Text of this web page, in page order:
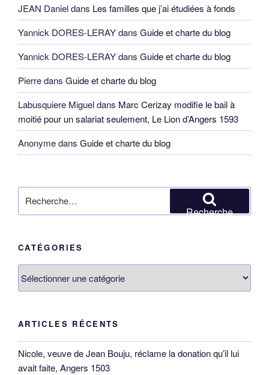
JEAN Danieldans Les familles que j’ai étudiées à fonds
Yannick DORES-LERAYdans Guide et charte du blog
Yannick DORES-LERAYdans Guide et charte du blog
Pierredans Guide et charte du blog
Labusquiere Migueldans Marc Cerizay modifie le bail à
moitié pour un salariat seulement, Le Lion d’Angers 1593
Anonymedans Guide et charte du blog
pour
Recherche
CATÉGORIES
ARTICLES RÉCENTS
Nicole, veuve de Jean Bouju, réclame la donation qu’il lui
avait faite, Angers 1503